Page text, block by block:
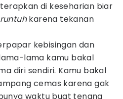
di keseharian biar
runtuhkarena tekanan
kebisingan dan
lama kamu bakal
diri sendiri. Kamu bakal
cemas karena gak
waktu buat tenang